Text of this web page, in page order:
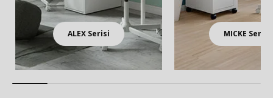
ALEX Serisi MICKE Serisi